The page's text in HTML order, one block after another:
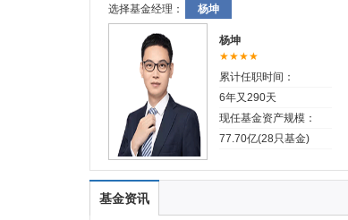
选择基金经理： 杨坤
杨坤
★★★★
累计任职时间：
6年又290天
现任基金资产规模：
77.70亿(28只基金)
基金资讯